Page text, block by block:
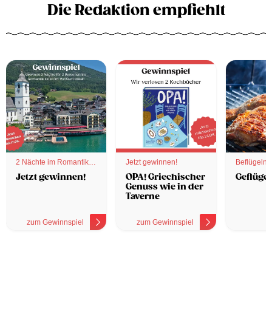
Die Redaktion empfiehlt
2 Nächte im Romantik
Hotel
Jetzt gewinnen!
zum Gewinnspiel
Jetzt gewinnen!
OPA! Griechischer
Genuss wie in der
Taverne
zum Gewinnspiel